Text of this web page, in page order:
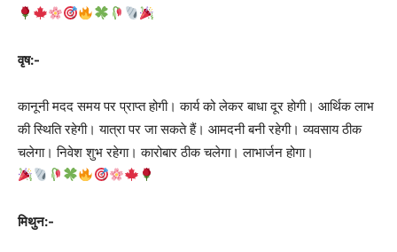
वृष:-
कानूनी मदद समय पर प्राप्त होगी। कार्य को लेकर बाधा दूर होगी। आर्थिक लाभ
की स्थिति रहेगी। यात्रा पर जा सकते हैं। आमदनी बनी रहेगी। व्यवसाय ठीक
चलेगा। निवेश शुभ रहेगा। कारोबार ठीक चलेगा। लाभार्जन होगा।
मिथुन:-